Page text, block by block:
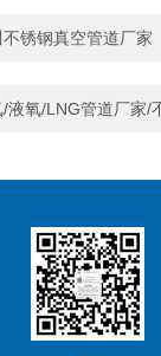
锈钢真空管道厂家
液氧/LNG管道厂家/